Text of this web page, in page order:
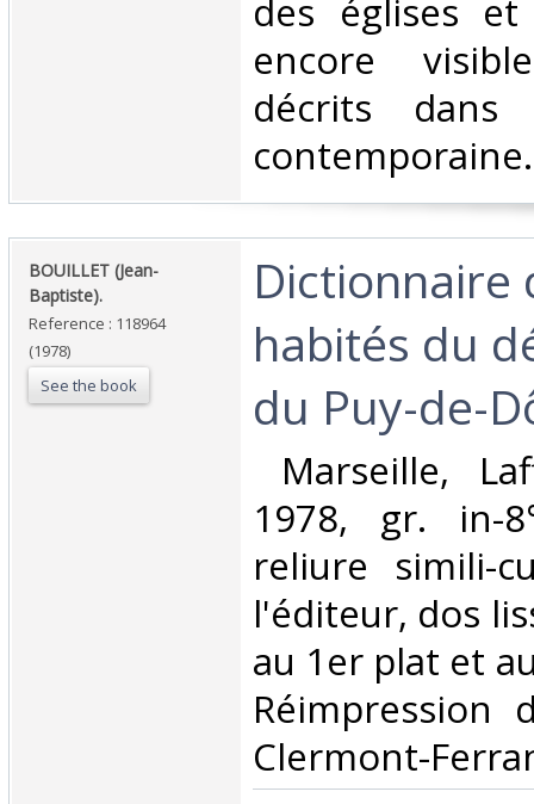
des églises
encore
décrits
‎BOUILLET (Jean-
Baptiste).‎
Reference : 118964
(1978)
See the book
‎Dictionnaire
habités du
du Puy-de-
Marseille,
1978, gr. in-
reliure simili-
l'éditeur, dos
au 1er plat et
Réimpression
Clermont-